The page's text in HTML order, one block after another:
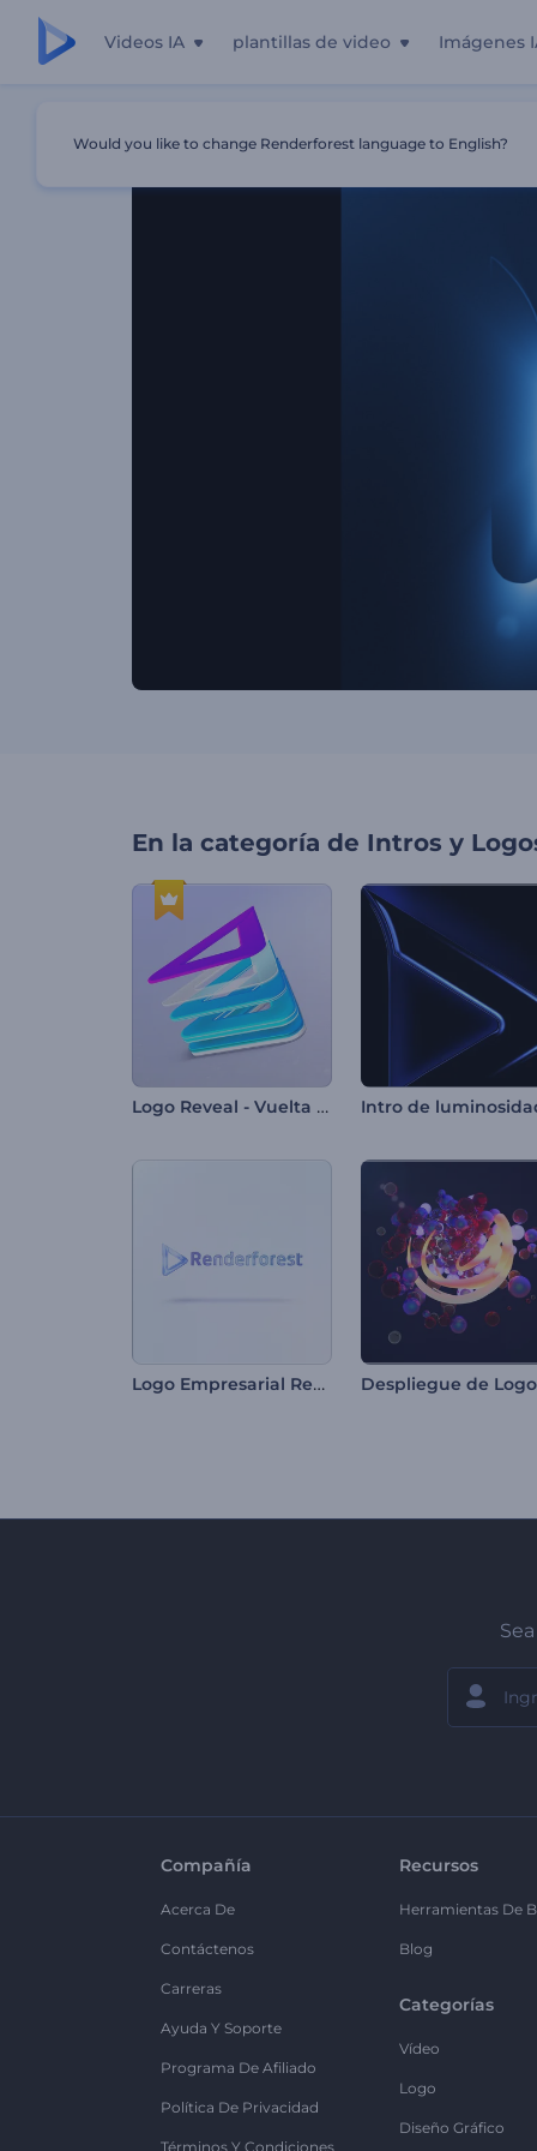
Videos IA plantillas de video Imágenes
En la categoría de Intros y
Logo Reveal - Vuelta de Capas
Logo Empresarial Resplandeciente
Compañía
Acerca De
Contáctenos
Carreras
Ayuda Y Soporte
Programa De Afiliado
Política De Privacidad
Términos Y Condiciones
Recursos
Herramientas De
Blog
Categorías
Vídeo
Logo
Diseño Gráfico
Would you like to change Renderforest language to English?